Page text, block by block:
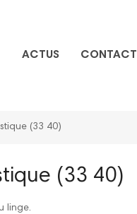
ACTUS CONTACT
(33 40)
(33 40)
linge.